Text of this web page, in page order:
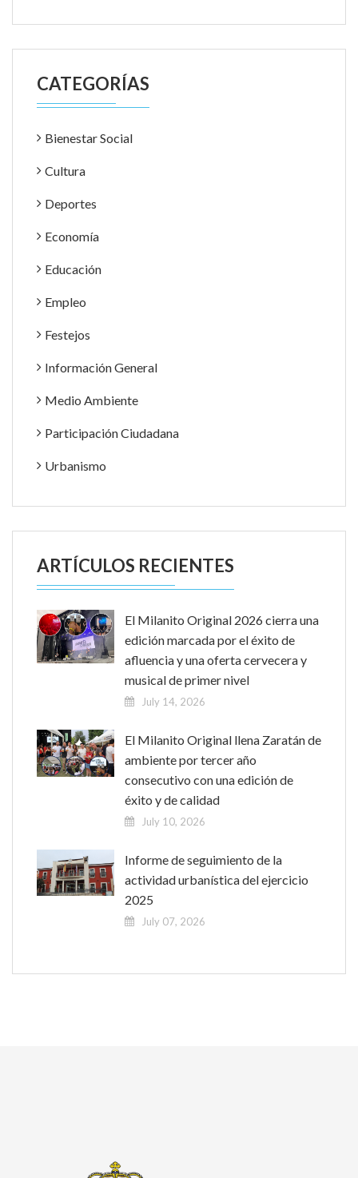
CATEGORÍAS
Bienestar Social
Cultura
Deportes
Economía
Educación
Empleo
Festejos
Información General
Medio Ambiente
Participación Ciudadana
Urbanismo
ARTÍCULOS RECIENTES
El Milanito Original 2026 cierra una
edición marcada por el éxito de
afluencia y una oferta cervecera y
musical de primer nivel
July 14, 2026
El Milanito Original llena Zaratán de
ambiente por tercer año
consecutivo con una edición de
éxito y de calidad
July 10, 2026
Informe de seguimiento de la
actividad urbanística del ejercicio
2025
July 07, 2026